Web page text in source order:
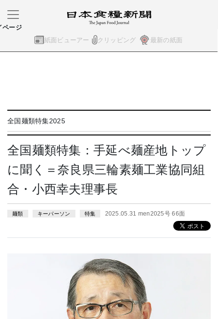
紙面ビューアー クリッピング 最新の紙面
ページ
全国麺類特集2025
全国麺類特集：手延べ麺産地トップ
に聞く＝奈良県三輪素麺工業協同組
合・小西幸夫理事長
麺類 キーパーソン 特集 2025.05.31 men2025号 66面